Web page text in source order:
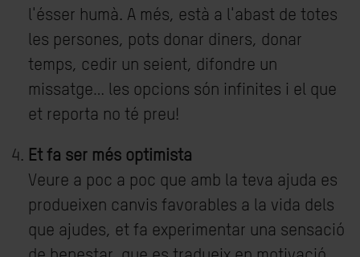
l'ésser humà. A més, està a l'abast de totes
les persones, pots donar diners, donar
temps, cedir un seient, difondre un
missatge… les opcions són infinites i el que
et reporta no té preu!
Et fa ser més optimista
Veure a poc a poc que amb la teva ajuda es
produeixen canvis favorables a la vida dels
que ajudes, et fa experimentar una sensació